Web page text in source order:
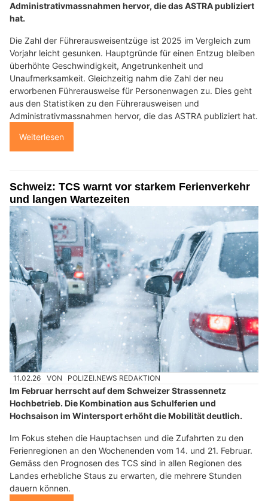
Administrativmassnahmen hervor, die das ASTRA publiziert
hat.
Die Zahl der Führerausweisentzüge ist 2025 im Vergleich zum
Vorjahr leicht gesunken. Hauptgründe für einen Entzug bleiben
überhöhte Geschwindigkeit, Angetrunkenheit und
Unaufmerksamkeit. Gleichzeitig nahm die Zahl der neu
erworbenen Führerausweise für Personenwagen zu. Dies geht
aus den Statistiken zu den Führerausweisen und
Administrativmassnahmen hervor, die das ASTRA publiziert hat.
Weiterlesen
Schweiz: TCS warnt vor starkem Ferienverkehr
und langen Wartezeiten
11.02.26 VON POLIZEI.NEWS REDAKTION
Im Februar herrscht auf dem Schweizer Strassennetz
Hochbetrieb. Die Kombination aus Schulferien und
Hochsaison im Wintersport erhöht die Mobilität deutlich.
Im Fokus stehen die Hauptachsen und die Zufahrten zu den
Ferienregionen an den Wochenenden vom 14. und 21. Februar.
Gemäss den Prognosen des TCS sind in allen Regionen des
Landes erhebliche Staus zu erwarten, die mehrere Stunden
dauern können.